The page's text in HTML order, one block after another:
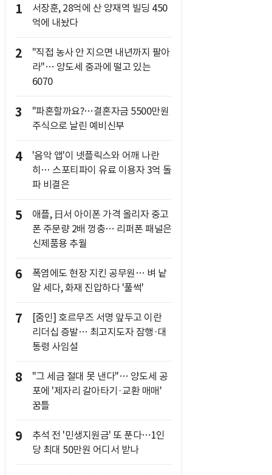
1
서장훈, 28억에 산 양재역 빌딩 450
억에 내놨다
2
"직접 농사 안 지으면 내년까지 팔아
라"… 양도세 중과에 떨고 있는
6070
3
"파혼할까요?…결혼자금 5500만원
주식으로 날린 예비신부
4
'음악 앱'이 넷플릭스와 어깨 나란
히… 스포티파이 유료 이용자 3억 돌
파 비결은
5
애플, 日서 아이폰 가격 올리자 중고
폰 주문량 2배 껑충… 리퍼폰 패널은
신제품용 추월
6
폭염에도 현장 지킨 공무원… 벼 낱
알 세다, 화재 진압하다 '풀썩'
7
[줌인] 호르무즈 서명 앞두고 이란
리더십 증발… 최고지도자 잠행·대
통령 사임설
8
"그 세금 절대 못 낸다"… 양도세 공
포에 '제자리 갈아타기·교환 매매'
꿈틀
9
추석 전 '민생지원금' 또 푼다…1인
당 최대 50만원 어디서 받나